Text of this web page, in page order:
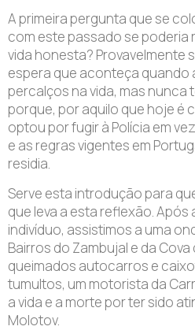
A primeira pergunta que se
com este passado se poderia
vida honesta? Provavelmente
espera que aconteça quando
percalços na vida, mas nunca
porque, por aquilo que hoje é
optou por fugir à Polícia em
e as regras vigentes em
residia.
Serve esta introdução para
que leva a esta reflexão.
indivíduo, assistimos a uma
Bairros do Zambujal e da Cova
queimados autocarros e
tumultos, um motorista da
a vida e a morte por ter sido
Molotov.